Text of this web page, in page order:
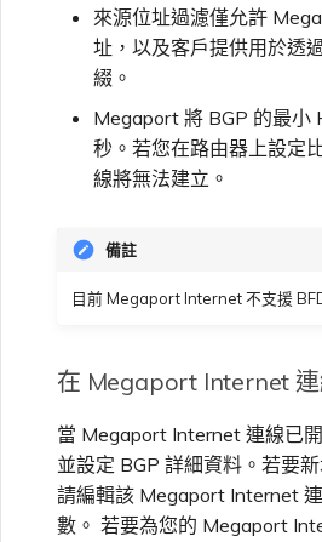
來源位址過濾僅允許
址，以及客戶提供用於透
綴。
Megaport 將 BGP 的最小
秒。若您在路由器上設定
線將無法建立。
備註
目前 Megaport Internet 不支援
在 Megaport Internet
當 Megaport Internet 連線已
並設定 BGP 詳細資料。若要
請編輯該 Megaport Internet
數。 若要為您的 Megaport